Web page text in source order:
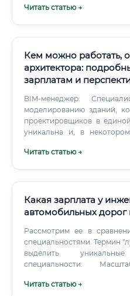
профессиональной
Читать статью →
Кем можно работать,
архитектора:
зарплатам и
BIM-менеджер:
моделированию зданий,
проектировщиков в
уникальна и, в
Читать статью →
Какая зарплата у
автомобильных дорог
Рассмотрим ее в
специальностями. Термин
выделить
специальности: Масштабность и значимость:
связывают города и страны.
Читать статью →